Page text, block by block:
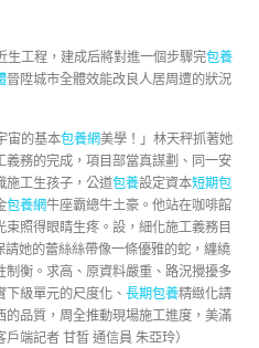
工程，建成后將對進一個步驟完包養
晉陞城市全體效能改良人居周遭的狀況
宙的基本包養網美學！」林天秤抓著她
務的完成，項目部當真謀劃、同一安
施工生孩子，公道包養設定資本短期包
包養網牛座霸總牛土豪。他站在咖啡館
束照得眼睛生疼。設，細化施工義務目
請她的蕾絲絲帶像一條優雅的蛇，纏繞
衡。求高、原資料嚴重、路況攪擾多
下級單元的尺度化、 長期包養精緻化請
的品質，周全推動現場施工進度，美滿
端記者 甘皙 通信員 朱亞玲）